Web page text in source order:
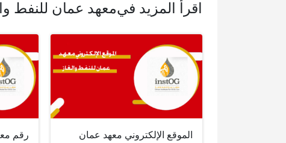
اقرأ المزيد فيمعهد عمان للنفط
الموقع الإلكتروني معهد عمان
رقم